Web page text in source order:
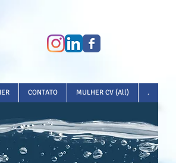
CONTATO MULHER CV (All) .